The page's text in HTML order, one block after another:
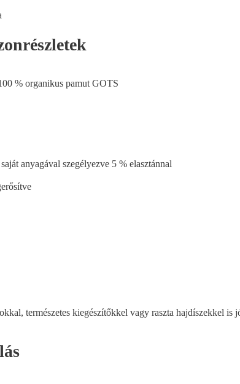
% organikus pamut GOTS
anyagával szegélyezve 5 % elasztánnal
természetes kiegészítőkkel vagy raszta hajdíszekkel